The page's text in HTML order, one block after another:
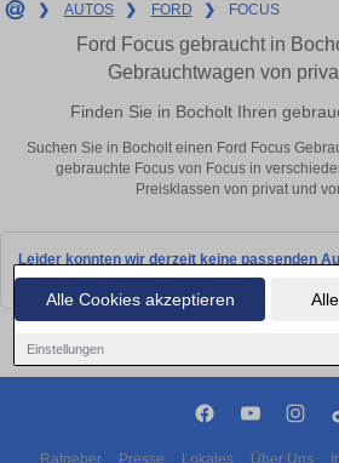
Alle Cookies akzeptieren
Einstellungen
❯ AUTOS ❯ FORD ❯ FOCUS
Ford Focus gebraucht in
Gebrauchtwagen von
Finden Sie in Bocholt Ihren
Suchen Sie in Bocholt einen Ford Focus
gebrauchte Focus von Focus in
Preisklassen von privat und
Leider konnten wir derzeit keine passenden
bald wieder vorbei!
Ratgeber Presse Lokales Über Uns